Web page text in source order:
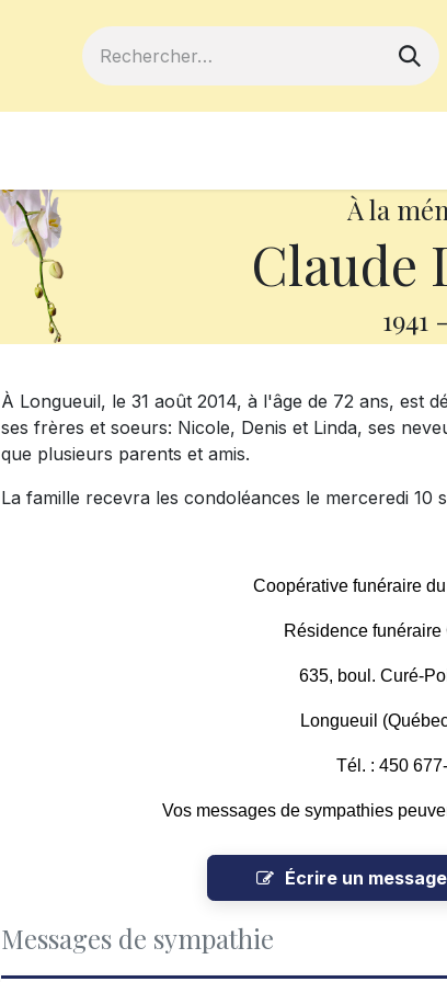
À la
Claude
1941 -
À Longueuil, le 31 août 2014, à l'âge de 72 ans, est
ses frères et soeurs: Nicole, Denis et Linda, ses
que plusieurs parents et amis.
La famille recevra les condoléances le merceredi 10
Coopérative funéraire
Résidence
635, boul. Curé-
Longueuil
Tél. : 450
Vos messages de sympathies
Écrire un
Messages de sympathie